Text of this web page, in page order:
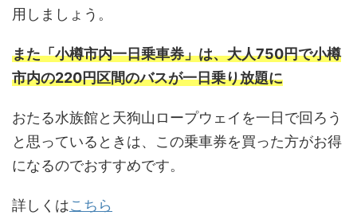
用しましょう。
また「小樽市内一日乗車券」は、大人750円で小樽
市内の220円区間のバスが一日乗り放題に
おたる水族館と天狗山ロープウェイを一日で回ろう
と思っているときは、この乗車券を買った方がお得
になるのでおすすめです。
詳しくはこちら